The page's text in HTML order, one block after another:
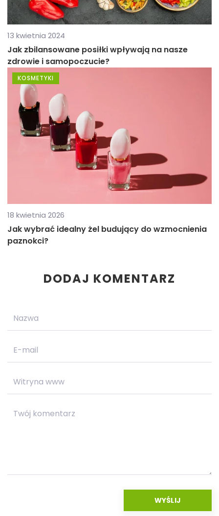
13 kwietnia 2024
Jak zbilansowane posiłki wpływają na nasze
zdrowie i samopoczucie?
KOSMETYKI
18 kwietnia 2026
Jak wybrać idealny żel budujący do wzmocnienia
paznokci?
DODAJ KOMENTARZ